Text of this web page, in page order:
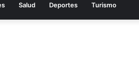
Salud Deportes Turismo